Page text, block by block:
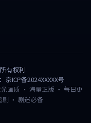
有权利.
京ICP备2024XXXXX号
画质 · 海量正版 · 每日更
· 剧迷必备